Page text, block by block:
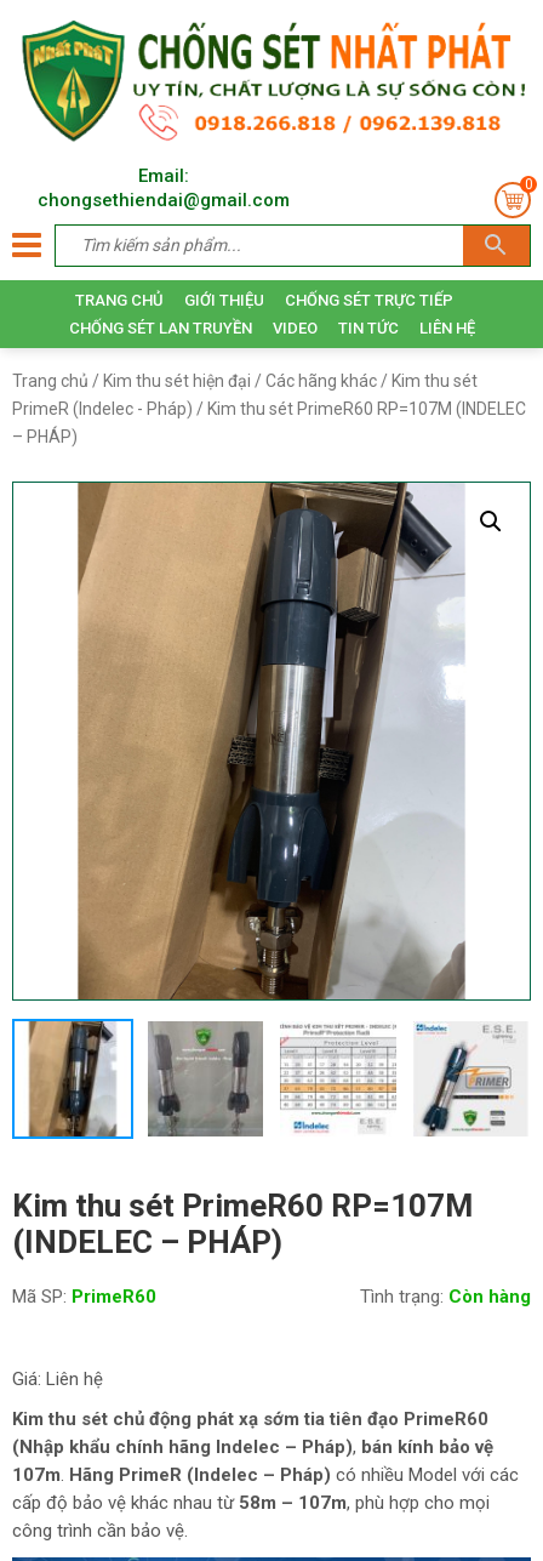
Email:
chongsethiendai@gmail.com
0
TRANG CHỦ GIỚI THIỆU
CHỐNG SÉT TRỰC TIẾP
CHỐNG SÉT LAN TRUYỀN
VIDEO TIN TỨC LIÊN HỆ
Trang chủ / Kim thu sét hiện đại /Các hãng khác / Kim thu sét
PrimeR (Indelec - Pháp) / Kim thu sét PrimeR60 RP=107M (INDELEC
– PHÁP)
Kim thu sét PrimeR60 RP=107M
(INDELEC – PHÁP)
Mã SP: PrimeR60 Tình trạng: Còn hàng
Giá: Liên hệ
Kim thu sét chủ động phát xạ sớm tia tiên đạo PrimeR60
(Nhập khẩu chính hãng Indelec – Pháp), bán kính bảo vệ
107m. Hãng PrimeR (Indelec – Pháp) có nhiều Model với các
cấp độ bảo vệ khác nhau từ 58m – 107m, phù hợp cho mọi
công trình cần bảo vệ.